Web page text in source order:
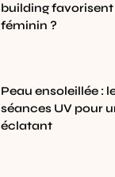
building
féminin ?
Peau ensoleillée :
séances UV pour
éclatant